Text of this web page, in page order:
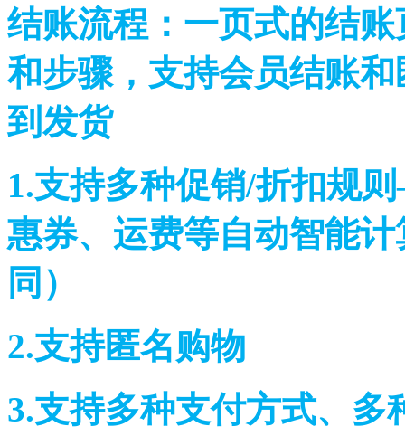
结账流程： 一页式的结
和步骤，支持会员结账
到发货
1.支持多种促销/折扣规
惠券、运费等自动智能
同）
2.支持匿名购物
3.支持多种支付方式、